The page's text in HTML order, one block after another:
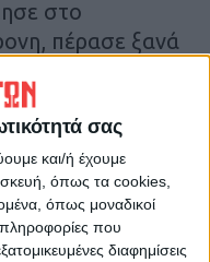
σας
και/ή έχουμε
όπως τα cookies,
όπως μοναδικοί
που
διαφημίσεις
στο
πέρασε ξανά
Βόλου.
είναι η
Ελλάδα που
περίπτωση
Νοέμβριο και